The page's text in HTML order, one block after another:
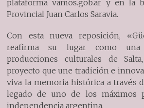
plataforma vamos.gob.ar y en la
Provincial Juan Carlos Saravia.
Con esta nueva reposición,
reafirma su lugar como
producciones culturales de
proyecto que une tradición e
viva la memoria histórica a través
legado de uno de los máximos
independencia argentina.